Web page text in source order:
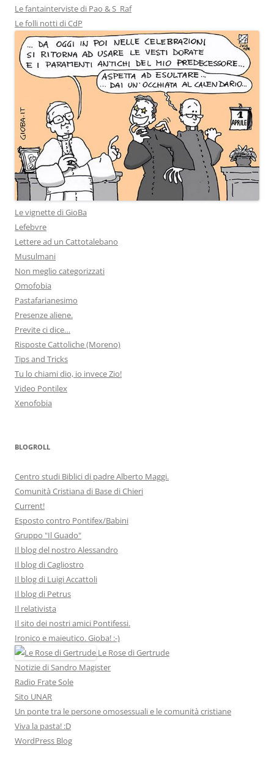
Le fantainterviste di Pao & S_Raf
Le folli notti di CdP
Le vignette di GioBa
Lefebvre
Lettere ad un Cattotalebano
Musulmani
Non meglio categorizzati
Omofobia
Pastafarianesimo
Presenze aliene.
Previte ci dice…
Risposte Cattoliche (Moreno)
Tips and Tricks
Tu lo chiami dio, io invece Zio!
Video Pontilex
Xenofobia
BLOGROLL
Centro studi Biblici di padre Alberto Maggi.
Comunità Cristiana di Base di Chieri
Current!
Esposto contro Pontifex/Babini
Gruppo "Il Guado"
Il blog del nostro Alessandro
Il blog di Cagliostro
Il blog di Luigi Accattoli
Il blog di Petrus
Il relativista
Il sito dei nostri amici Pontifessi.
Ironico e maieutico. Gioba! :-)
Le Rose di Gertrude
Notizie di Sandro Magister
Radio Frate Sole
Sito UNAR
Un ponte tra le persone omosessuali e le comunità cristiane
Viva la pasta! :D
WordPress Blog